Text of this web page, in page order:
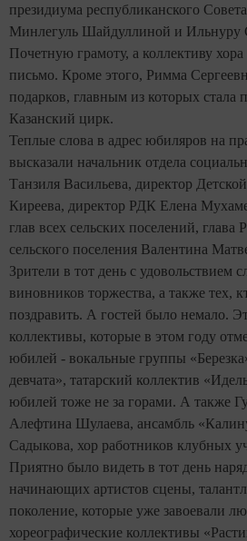
президиума республиканского
Минлегуль Шайдуллиной и Ильнуру
Почетную грамоту, а коллективу
письмо. Кроме этого, Римма
подарков, главным из которых стала
Казанский цирк.
Теплые слова в адрес юбиляров на
высказали начальник отдела
Танзиля Васильева, директор
Киреева, директор РДК Елена
глав всех сельских поселений, глава
сельского поселения Валентина
Зрители в тот день с удовольствием
виновников торжества, а также тех,
поздравить. А гостей было немало.
коллективы, которые в этом году
юбилей - вокальные группы
девчата», татарский коллектив
юбилей тоже не за горами. А также
Алефтина Шулаева, ансамбль
Садыкова, хор работников клубных
Приятно было видеть в тот день
начинающих артистов сцены,
поколение, которые уже завоевали
хореографические коллективы